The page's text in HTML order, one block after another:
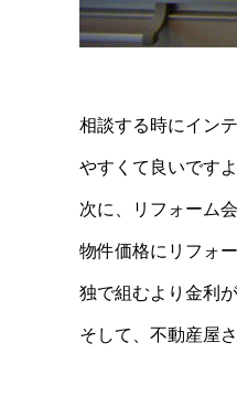
相談する時にイン
やすくて良いですよ
次に、リフォーム
物件価格にリフォ
独で組むより金利
そして、不動産屋